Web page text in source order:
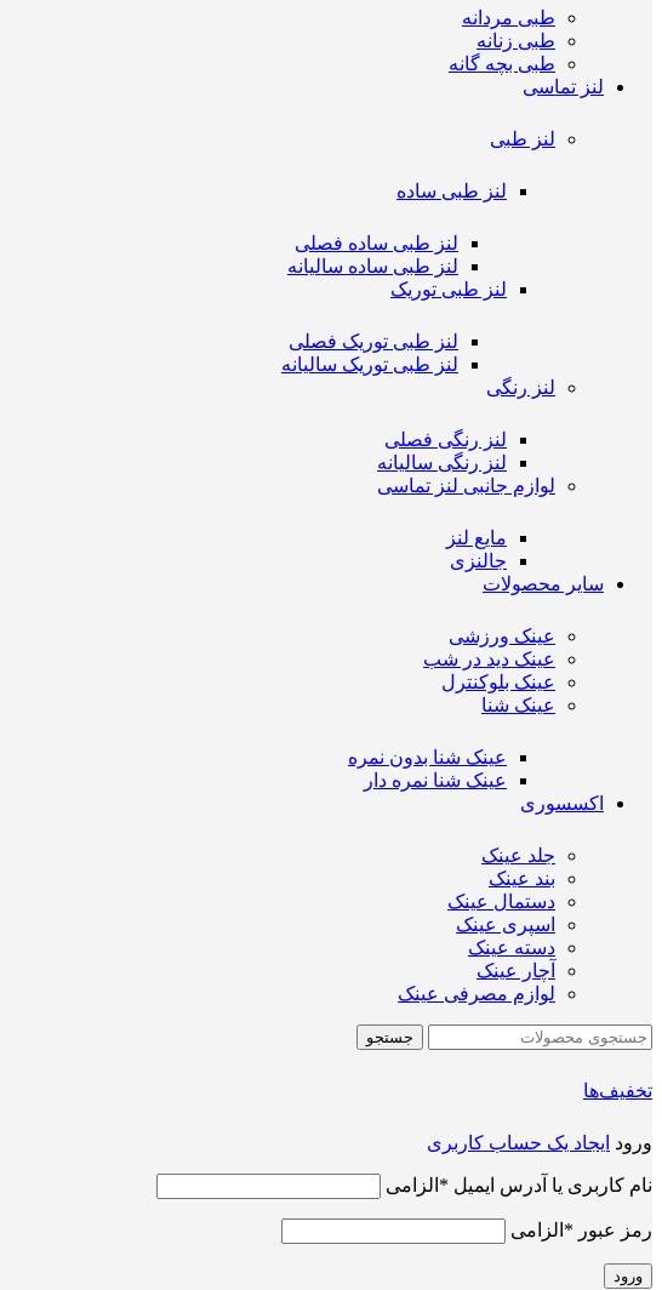
طبی مردانه
طبی زنانه
طبی بچه گانه
لنز تماسی
لنز طبی
لنز طبی ساده
لنز طبی ساده فصلی
لنز طبی ساده سالیانه
لنز طبی توریک
لنز طبی توریک فصلی
لنز طبی توریک سالیانه
لنز رنگی
لنز رنگی فصلی
لنز رنگی سالیانه
لوازم جانبی لنز تماسی
مایع لنز
جالنزی
سایر محصولات
عینک ورزشی
عینک دید در شب
عینک بلوکنترل
عینک شنا
عینک شنا بدون نمره
عینک شنا نمره دار
اکسسوری
جلد عینک
بند عینک
دستمال عینک
اسپری عینک
دسته عینک
آچار عینک
لوازم مصرفی عینک
جستجو
تخفیف‌ها
ورود ایجاد یک حساب کاربری
نام کاربری یا آدرس ایمیل * الزامی
رمز عبور * الزامی
ورود